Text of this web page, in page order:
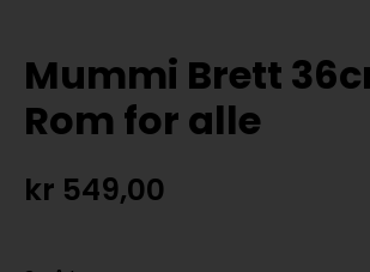
Mummi Brett
Rom for alle
kr 549,00